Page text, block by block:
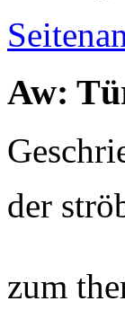
Aw:
der
zum